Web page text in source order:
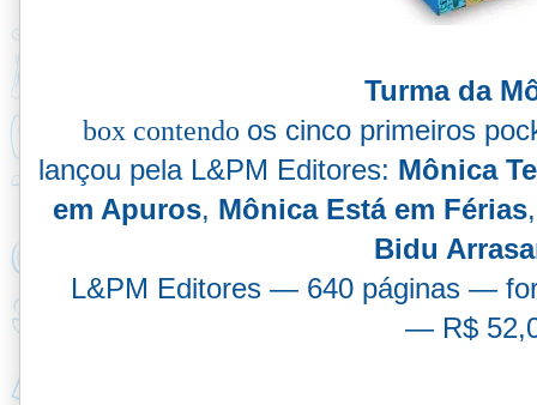
Turma da
box contendo os cinco primeiros
lançou pela L&PM Editores: Mônica
em Apuros, Mônica Está em Férias
Bidu
L&PM Editores — 640 páginas —
— R$